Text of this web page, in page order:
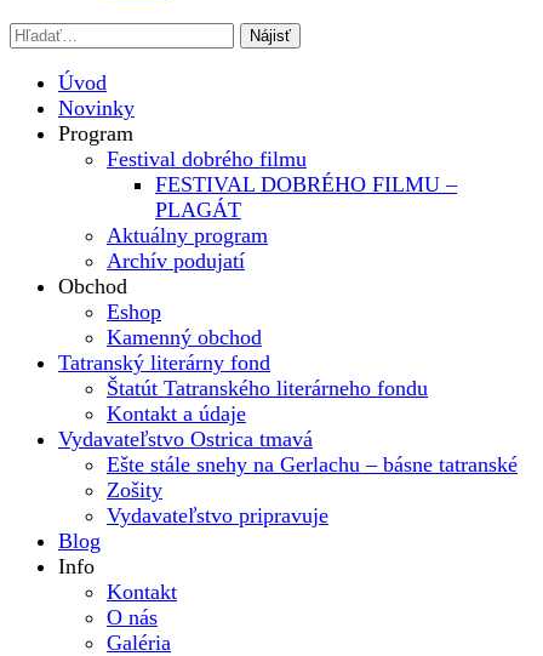
Úvod
Novinky
Program
Festival dobrého filmu
FESTIVAL DOBRÉHO FILMU –
PLAGÁT
Aktuálny program
Archív podujatí
Obchod
Eshop
Kamenný obchod
Tatranský literárny fond
Štatút Tatranského literárneho fondu
Kontakt a údaje
Vydavateľstvo Ostrica tmavá
Ešte stále snehy na Gerlachu – básne tatranské
Zošity
Vydavateľstvo pripravuje
Blog
Info
Kontakt
O nás
Galéria